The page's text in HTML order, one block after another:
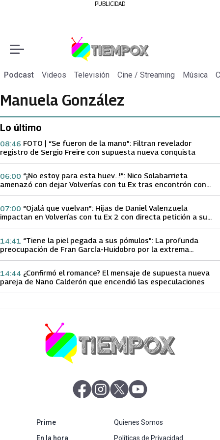
PUBLICIDAD
Podcast Videos Televisión Cine / Streaming Música
Manuela González
Lo último
FOTO | “Se fueron de la mano”: Filtran revelador
registro de Sergio Freire con supuesta nueva conquista
08:46
“¡No estoy para esta huev…!”: Nico Solabarrieta
amenazó con dejar Volverías con tu Ex tras encontrón con
06:00
“Ojalá que vuelvan”: Hijas de Daniel Valenzuela
impactan en Volverías con tu Ex 2 con directa petición a su
07:00
“Tiene la piel pegada a sus pómulos”: La profunda
preocupación de Fran García-Huidobro por la extrema
14:41
¿Confirmó el romance? El mensaje de supuesta nueva
pareja de Nano Calderón que encendió las especulaciones
14:44
abre en nueva pestaña
abre en nueva pestaña
abre en nueva pestaña
Primeabre en nueva pestaña
En la horaabre en nueva pestaña
Quienes Somos
Políticas de Privacidad